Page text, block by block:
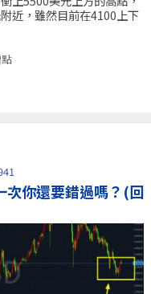
近，雖然目前在4100上下
次你還要錯過嗎？(回